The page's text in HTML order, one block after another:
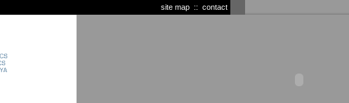
contact
::
site map